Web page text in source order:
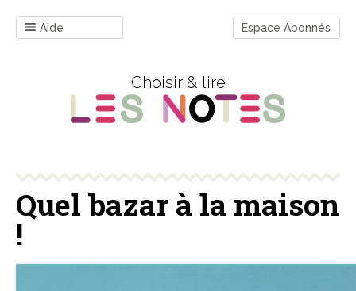
Aide Espace Abonnés
Choisir & lire
Quel bazar à la maison
!